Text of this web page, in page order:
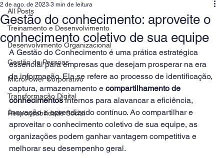
All Posts
Treinamento e Desenvolvimento
Desenvolvimento Organizacional
Gestão de Pessoas
MicroPower Corporativo
Transformação Digital
Responsabilidade Social
Gestão do conhecimento: aproveite o
conhecimento coletivo de sua equipe
2 de ago. de 2023 3 min de leitura
A Gestão do Conhecimento é uma prática estratégica
essencial para empresas que desejam prosperar na era
da informação. Ela se refere ao processo de identificação,
captura, armazenamento e compartilhamento de
conhecimentos internos para alavancar a eficiência,
inovação e aprendizado contínuo. Ao compartilhar e
aproveitar o conhecimento coletivo de sua equipe, as
organizações podem ganhar vantagem competitiva e
melhorar seu desempenho geral.